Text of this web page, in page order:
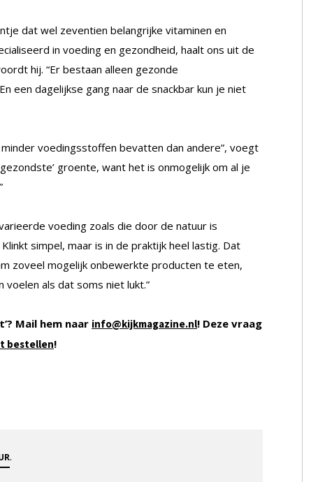
dat wel zeventien belangrijke vitaminen en
in voeding en gezondheid, haalt ons uit de
hij. “Er bestaan alleen gezonde
een dagelijkse gang naar de snackbar kun je niet
voedingsstoffen bevatten dan andere”, voegt
groente, want het is onmogelijk om al je
voeding zoals die door de natuur is
simpel, maar is in de praktijk heel lastig. Dat
zoveel mogelijk onbewerkte producten te eten,
als dat soms niet lukt.”
Mail hem naar info@kijkmagazine.nl! Deze vraag
bestellen!
.